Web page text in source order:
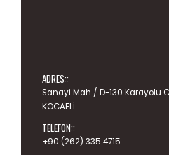
ADRES::
Sanayi Mah / D-130 Karayolu
KOCAELİ
TELEFON::
+90 (262) 335 4715